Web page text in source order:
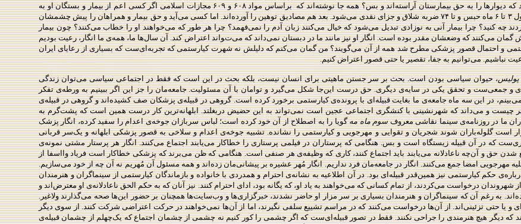
که دیوارها را به حق بیمارستان آراسته‌اند و بس؟ همه جا نوشته‌اند که
براساس مواد ۶۰۸ و ۶۰۹ مجازات اسلامی اگر کسی اعم از بیمار و بستگان او به
پرسنل درمانی در حین انجام وظیفه توهین کند مشمول ۳ تا ۶ ماه حبس و تا ۷۴ ضربه شلاق و جزای نقدی می‌شود. بعد هم مصادیق توهین را آورده‌اند. اما کسی می‌آید و حق بیمار و همراهان را پیش چشمشان
چه کنید؟ چرا بیمار آنی به نوزادی تبدیل می‌شود که خیال می‌کنند زبان آدم را نمی‌فهمد؟ چرا هر طور که می‌خواهند او را خطاب می‌کنند؟ چون بیمار
گمان می‌کنند که وضعشان مقدر بوده است. انگار او نیز مانند ما در دبستان نمی‌داند که می‌تواند اعتراض کند. آن‌ سال‌ها ما، همه‌ی ما انگار، رعیت بودیم
و احتمال قصور پزشکی مطرح شد همه از آن می‌گویند؟ من گمان می‌کنم که دلیلش نه شهرت کیارستمی که تجربه‌ای‌ست که بسیاری از رعایای ایران
نباشیم. می‌توانیم به جفا، تقصیر یا حتی قصور اعتراض کنیم.
پولیس، حیوان سیاسی بودن است. بحث بر سر جستن ماهیتی برای انسان نیست، بلکه بحث در این است که فقط در اجتماعی سیاسی می‌توان زندگی
جمعی‌ست و تحقق یکی در سایه‌ی دیگری. حق درست این‌جا شکل می‌گیرد و توامان با آن مسئولیت. جامعه‌مان را جز این اگر ببینیم به ورطه‌ی تفکر
می‌بینم، در این سه ماه جامعه‌ی ما بغایت قبیله‌ای با پرونده‌ی کیارستمی برخورد کرده است. گروهی در قبیله‌ی پزشکان صف کشیده‌اند و گروهی در قبیله‌ی
چیست و می‌داند که شهرنشینی با کنشگری اجتماعی عجین است نمی‌تواند به این حضیض دربغلتد. ابلهانه‌ترین کار درست همین است که پشت‌گرم به
ما درروزنامه‌ی سینمانقاشی معروف سوم ماه مه گویا را به اصطلاح از آن خود کرده است؛ لباس سربازان جوخه‌ی اعدام را سفید کرده، انگار پزشک
است گلوله‌باران شوند شجریان و تقوایی و مهرجویی و کیارستمی را نشانده. تشبیه جوخه‌ی اعدام و سلاخی به قصور پزشکی ابلهانه و یک‌سر قربانی
که در آن قبیله زیستگاه است و بس. هنگامی که پرستاران در فیلمی پرستاری را خطاکار می‌یابند اجتماع می‌کنند. انگار هر پرستار مشتی نمونه‌ی
شدن حق و آن‌چه ناعادلانه می‌یابند باید اجتماع کنند، کاری که وظیفه‌ی هر صنفی‌ است. هنگامی که ظن می‌برند که پزشکی خطاکار است فریاد وااسفا از
مهرجویی امضا جمع می‌کنند. انگار در جامعه‌مان فرد نداریم. انگار مُهر عشیره بر پیشانی‌مان زده‌اند و همه مسئول آن مُهریم نه آن چه از خود می‌سازیم.
حکم کیارستمی نیز همین‌قدر قبیله‌ای بود. در آن اطلاعیه به نشانه‌ی احترام و همدردی با خانواده و بازماندگان کیارستمی از سینماگران و هنرمندان
درخواست می‌کردند، از تمام کسانی که می‌خواهند به یاد او، که یگانه بود، ادای احترام کنند. نیز آنان که به حکم الحق ناعادلانه‌ی او معترض‌اند و
به رغم آن که سینماگران و هنرمندان بسیاری بر سر مزار او حاضر نشدند، خبرگزاری‌ها و وب‌سایت‌ها همچنان بر حضور این‌ها صحه می‌گذارند ولاغیر.
و یا حتی تزئینی‌اند. از آن‌ها درخواست می‌کنند که در مراسم تشییعسلفینگیرند، اما از آن‌ها نمی‌خواهند در حرکت اعتراضی شرکت کنند. از سوی دیگر
دیگر هیچ هنرمندی را جراحی نکنند. فقط در تصور قبیله‌ای‌ست که اگر چشمی را کور کنیم نه چشمی از چشمان اجتماع که یک‌چهلم از چشمان قبیله‌ی